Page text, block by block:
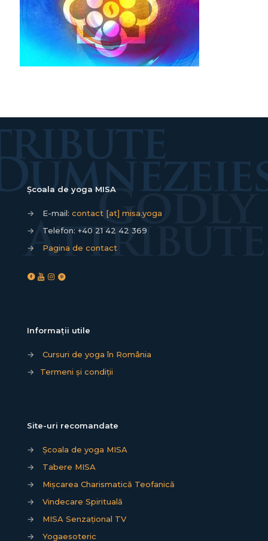
Școala de yoga MISA
→ E-mail: contact [at] misa.yoga
→
Telefon: +40 21 42 42 369
→
Pagina de contact
Informații utile
→
Cursuri de yoga în România
→
Termeni și condiții
Site-uri recomandate
→
Școala de yoga MISA
→
Tabere MISA
→
Mișcarea Charismatică Teofanică
→
Vindecare Spirituală
→
MISA Senzațional TV
→
Yogaesoteric